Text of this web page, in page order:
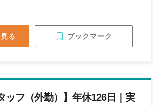
る ブックマーク
ッフ（外勤）】年休126日｜実